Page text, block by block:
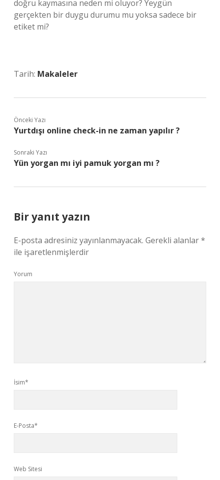
doğru kaymasına neden mi oluyor? Yeygün
gerçekten bir duygu durumu mu yoksa sadece bir
etiket mi?
Tarih: Makaleler
Önceki Yazı
Yurtdışı online check-in ne zaman yapılır ?
Sonraki Yazı
Yün yorgan mı iyi pamuk yorgan mı ?
Bir yanıt yazın
E-posta adresiniz yayınlanmayacak. Gerekli alanlar*
ile işaretlenmişlerdir
Yorum
İsim*
E-Posta*
Web Sitesi